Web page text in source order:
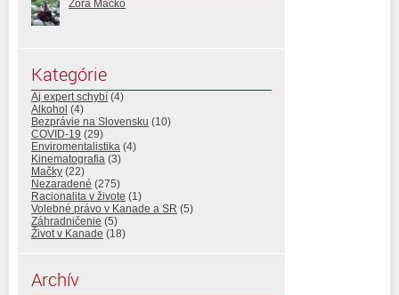
Zora Macko
Kategórie
Aj expert schybí (4)
Alkohol (4)
Bezprávie na Slovensku (10)
COVID-19 (29)
Enviromentalistika (4)
Kinematografia (3)
Mačky (22)
Nezaradené (275)
Racionalita v živote (1)
Volebné právo v Kanade a SR (5)
Záhradničenie (5)
Život v Kanade (18)
Archív